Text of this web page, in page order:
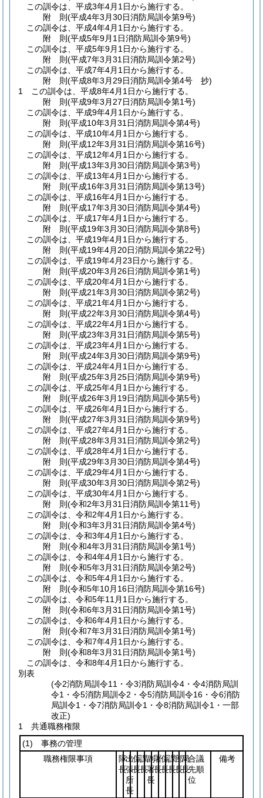
この訓令は、平成3年4月1日から施行する。
附 則(平成4年3月30日消防局訓令第9号)
この訓令は、平成4年4月1日から施行する。
附 則(平成5年9月1日消防局訓令第9号)
この訓令は、平成5年9月1日から施行する。
附 則(平成7年3月31日消防局訓令第2号)
この訓令は、平成7年4月1日から施行する。
附 則(平成8年3月29日消防局訓令第4号 抄)
1
この訓令は、平成8年4月1日から施行する。
附 則(平成9年3月27日消防局訓令第1号)
この訓令は、平成9年4月1日から施行する。
附 則(平成10年3月31日消防局訓令第4号)
この訓令は、平成10年4月1日から施行する。
附 則(平成12年3月31日消防局訓令第16号)
この訓令は、平成12年4月1日から施行する。
附 則(平成13年3月30日消防局訓令第3号)
この訓令は、平成13年4月1日から施行する。
附 則(平成16年3月31日消防局訓令第13号)
この訓令は、平成16年4月1日から施行する。
附 則(平成17年3月30日消防局訓令第4号)
この訓令は、平成17年4月1日から施行する。
附 則(平成19年3月30日消防局訓令第8号)
この訓令は、平成19年4月1日から施行する。
附 則(平成19年4月20日消防局訓令第22号)
この訓令は、平成19年4月23日から施行する。
附 則(平成20年3月26日消防局訓令第1号)
この訓令は、平成20年4月1日から施行する。
附 則(平成21年3月30日消防局訓令第2号)
この訓令は、平成21年4月1日から施行する。
附 則(平成22年3月30日消防局訓令第4号)
この訓令は、平成22年4月1日から施行する。
附 則(平成23年3月31日消防局訓令第5号)
この訓令は、平成23年4月1日から施行する。
附 則(平成24年3月30日消防局訓令第9号)
この訓令は、平成24年4月1日から施行する。
附 則(平成25年3月25日消防局訓令第9号)
この訓令は、平成25年4月1日から施行する。
附 則(平成26年3月19日消防局訓令第5号)
この訓令は、平成26年4月1日から施行する。
附 則(平成27年3月31日消防局訓令第9号)
この訓令は、平成27年4月1日から施行する。
附 則(平成28年3月31日消防局訓令第2号)
この訓令は、平成28年4月1日から施行する。
附 則(平成29年3月30日消防局訓令第4号)
この訓令は、平成29年4月1日から施行する。
附 則(平成30年3月30日消防局訓令第2号)
この訓令は、平成30年4月1日から施行する。
附 則(令和2年3月31日消防局訓令第11号)
この訓令は、令和2年4月1日から施行する。
附 則(令和3年3月31日消防局訓令第4号)
この訓令は、令和3年4月1日から施行する。
附 則(令和4年3月31日消防局訓令第1号)
この訓令は、令和4年4月1日から施行する。
附 則(令和5年3月31日消防局訓令第2号)
この訓令は、令和5年4月1日から施行する。
附 則(令和5年10月16日消防局訓令第16号)
この訓令は、令和5年11月1日から施行する。
附 則(令和6年3月31日消防局訓令第1号)
この訓令は、令和6年4月1日から施行する。
附 則(令和7年3月31日消防局訓令第1号)
この訓令は、令和7年4月1日から施行する。
附 則(令和8年3月31日消防局訓令第1号)
この訓令は、令和8年4月1日から施行する。
別表
(令2消防局訓令11・令3消防局訓令4・令4消防局訓
令1・令5消防局訓令2・令5消防局訓令16・令6消防
局訓令1・令7消防局訓令1・令8消防局訓令1・一部
改正)
1 共通職務権限
(1) 事務の管理
職務権限事項
隊
長
出
張
所
長
係
長
課
長
副
署
長
署
長
係
長
課
長
部
長
局
長
合議
先順
位
備考